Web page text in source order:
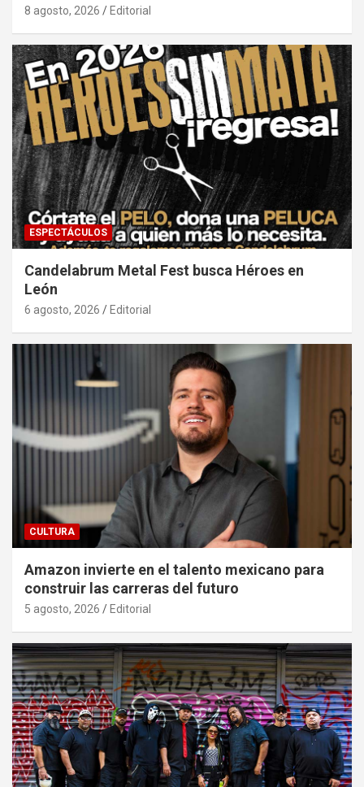
8 agosto, 2026 Editorial
ESPECTÁCULOS
Candelabrum Metal Fest busca Héroes en
León
6 agosto, 2026 Editorial
CULTURA
Amazon invierte en el talento mexicano para
construir las carreras del futuro
5 agosto, 2026 Editorial